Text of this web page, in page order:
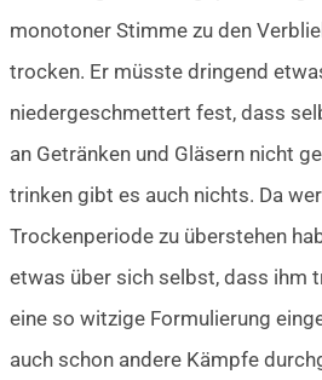
monotoner Stimme zu den
trocken. Er müsste dringend
niedergeschmettert fest, dass
an Getränken und Gläsern nicht
trinken gibt es auch nichts. Da
Trockenperiode zu überstehen
etwas über sich selbst, dass ihm
eine so witzige Formulierung
auch schon andere Kämpfe